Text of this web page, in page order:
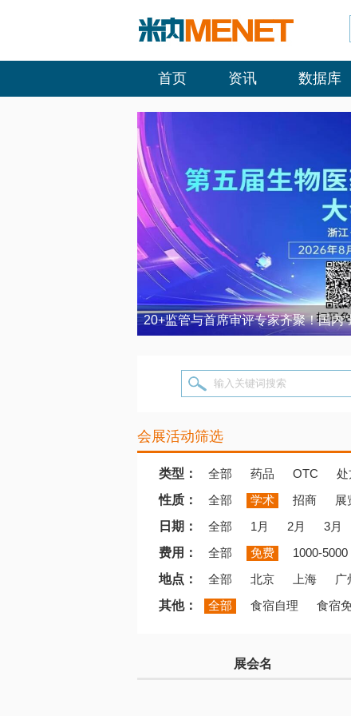
首页 资讯 数据库
20+监管与首席审评专家齐聚！国内
输入关键词搜索
会展活动筛选
类型： 全部 药品 OTC 处
性质：
全部 学术 招商 展
日期：
全部 1月 2月 3月
费用：
全部 免费 1000-5000
地点：
全部 北京 上海 广
其他：
全部 食宿自理 食宿
展会名